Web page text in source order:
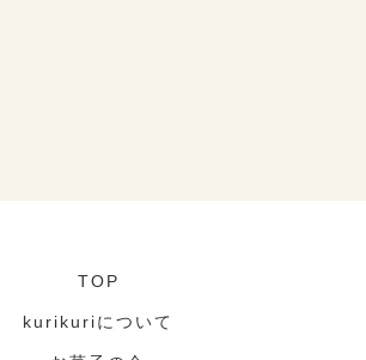
TOP
kurikuriについて